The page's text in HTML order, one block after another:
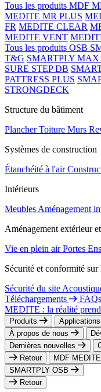
Tous les produits MDF
MEDITE MR PLUS
FR MEDITE CLEAR
MEDITE VENT
Tous les produits OSB
T&G SMARTPLY MAX
SURE STEP DB
PATTRESS PLUS
STRONGDECK
Structure du bâtiment
PlancherToiture Murs
Systèmes de construction
Étanchéité à l'air
Intérieurs
Meubles Aménagement
Aménagement extérieur
Vie en plein airPortes
Sécurité et conformité sur
Sécurité du site
Téléchargements
MEDITE : la réalité
Produits Applications
À propos de nous
Dernières nouvelles
Retour
MDF MEDITE
SMARTPLY OSB
Retour